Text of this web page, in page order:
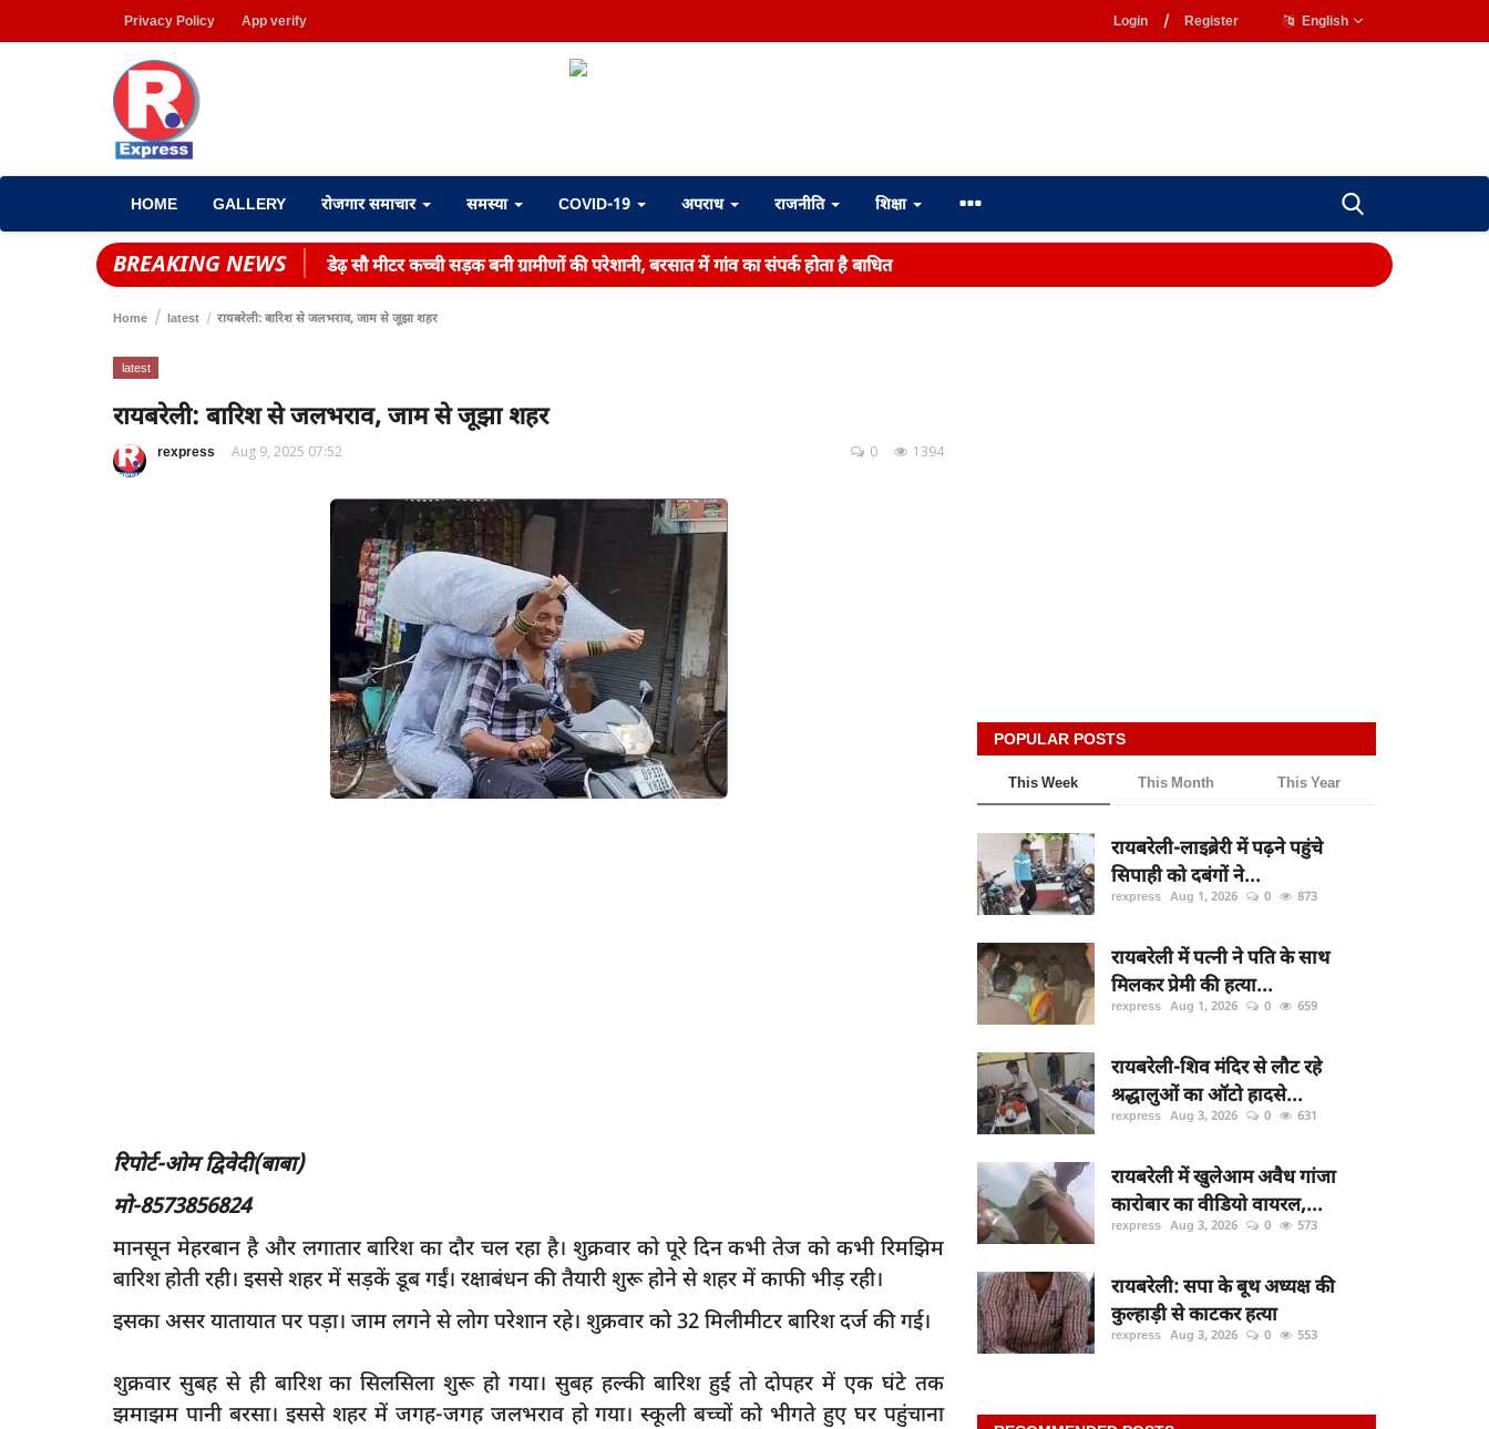
Privacy Policy App verify Login / Register English
HOME GALLERY रोजगार समाचार समस्या COVID-19 अपराध राजनीति शिक्षा
BREAKING NEWS डेढ़ सौ मीटर कच्ची सड़क बनी ग्रामीणों की परेशानी, बरसात में गांव का संपर्क होता है बाधित
Home latest रायबरेली: बारिश से जलभराव, जाम से जूझा शहर
latest
रायबरेली: बारिश से जलभराव, जाम से जूझा शहर
rexpress Aug 9, 2025 07:52 1394
0
रिपोर्ट-ओम द्विवेदी(बाबा)
मो-8573856824
मानसून मेहरबान है और लगातार बारिश का दौर चल रहा है। शुक्रवार को पूरे दिन कभी तेज को कभी रिमझिम
बारिश होती रही। इससे शहर में सड़कें डूब गईं। रक्षाबंधन की तैयारी शुरू होने से शहर में काफी भीड़ रही।
इसका असर यातायात पर पड़ा। जाम लगने से लोग परेशान रहे। शुक्रवार को 32 मिलीमीटर बारिश दर्ज की गई।
शुक्रवार सुबह से ही बारिश का सिलसिला शुरू हो गया। सुबह हल्की बारिश हुई तो दोपहर में एक घंटे तक
झमाझम पानी बरसा। इससे शहर में जगह-जगह जलभराव हो गया। स्कूली बच्चों को भीगते हुए घर पहुंचाना
POPULAR POSTS
This Week This Month This Year
रायबरेली-लाइब्रेरी में पढ़ने पहुंचे
सिपाही को दबंगों ने...
rexpress Aug 1, 2026 0 873
रायबरेली में पत्नी ने पति के साथ
मिलकर प्रेमी की हत्या...
rexpress Aug 1, 2026 0 659
रायबरेली-शिव मंदिर से लौट रहे
श्रद्धालुओं का ऑटो हादसे...
rexpress Aug 3, 2026 0 631
रायबरेली में खुलेआम अवैध गांजा
कारोबार का वीडियो वायरल,...
rexpress Aug 3, 2026 0 573
रायबरेली: सपा के बूथ अध्यक्ष की
कुल्हाड़ी से काटकर हत्या
rexpress Aug 3, 2026 0 553